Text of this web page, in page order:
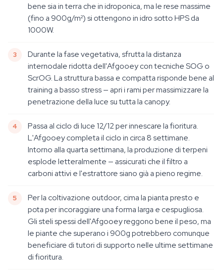
bene sia in terra che in idroponica, ma le rese massime
(fino a 900g/m²) si ottengono in idro sotto HPS da
1000W.
Durante la fase vegetativa, sfrutta la distanza
internodale ridotta dell'Afgooey con tecniche SOG o
ScrOG. La struttura bassa e compatta risponde bene al
training a basso stress — apri i rami per massimizzare la
penetrazione della luce su tutta la canopy.
Passa al ciclo di luce 12/12 per innescare la fioritura.
L'Afgooey completa il ciclo in circa 8 settimane.
Intorno alla quarta settimana, la produzione di terpeni
esplode letteralmente — assicurati che il filtro a
carboni attivi e l'estrattore siano già a pieno regime.
Per la coltivazione outdoor, cima la pianta presto e
pota per incoraggiare una forma larga e cespugliosa.
Gli steli spessi dell'Afgooey reggono bene il peso, ma
le piante che superano i 900g potrebbero comunque
beneficiare di tutori di supporto nelle ultime settimane
di fioritura.